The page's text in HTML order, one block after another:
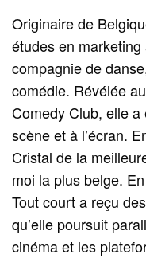
Originaire de
études en
compagnie de
comédie. Révélée
Comedy Club, elle
scène et à l’écran.
Cristal de la
moi la plus belge.
Tout court a reçu
qu’elle poursuit
cinéma et les